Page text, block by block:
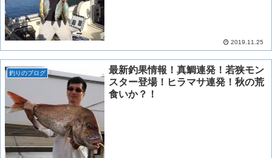
2019.11.25
釣りのブログ
最新釣果情報！真鯛連発！若狭モン
スター登場！ヒラマサ連発！秋の荒
食いか？！